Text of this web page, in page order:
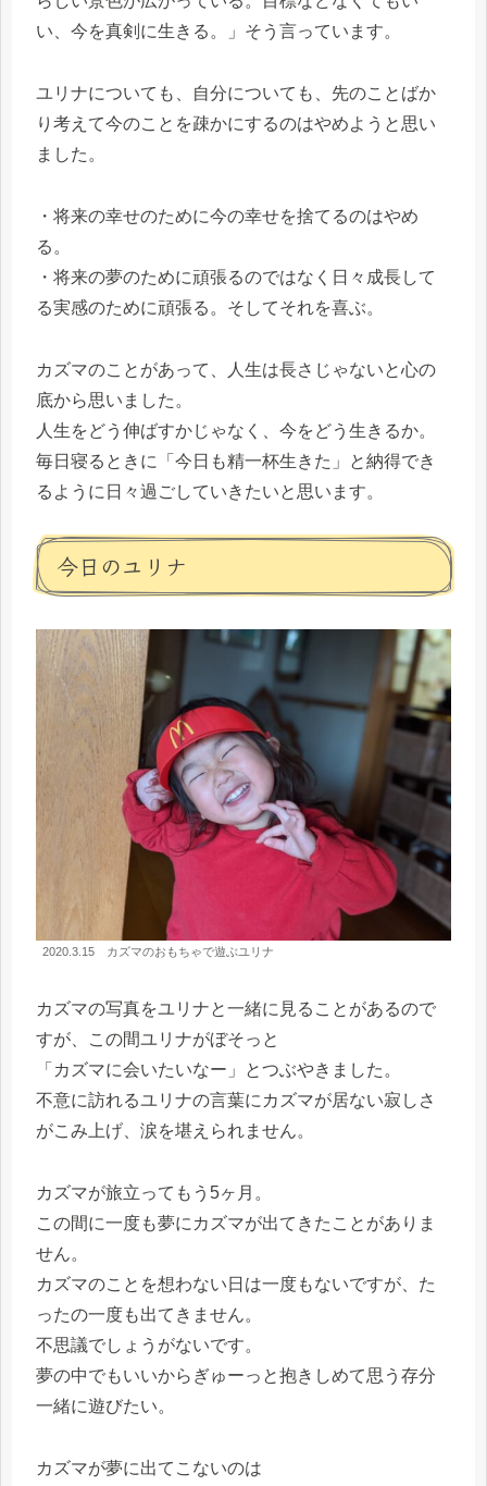
い、今を真剣に生きる。」そう言っています。
ユリナについても、自分についても、先のことばか
り考えて今のことを疎かにするのはやめようと思い
ました。
・将来の幸せのために今の幸せを捨てるのはやめ
る。
・将来の夢のために頑張るのではなく日々成長して
る実感のために頑張る。そしてそれを喜ぶ。
カズマのことがあって、人生は長さじゃないと心の
底から思いました。
人生をどう伸ばすかじゃなく、今をどう生きるか。
毎日寝るときに「今日も精一杯生きた」と納得でき
るように日々過ごしていきたいと思います。
今日のユリナ
2020.3.15 カズマのおもちゃで遊ぶユリナ
カズマの写真をユリナと一緒に見ることがあるので
すが、この間ユリナがぼそっと
「カズマに会いたいなー」とつぶやきました。
不意に訪れるユリナの言葉にカズマが居ない寂しさ
がこみ上げ、涙を堪えられません。
カズマが旅立ってもう5ヶ月。
この間に一度も夢にカズマが出てきたことがありま
せん。
カズマのことを想わない日は一度もないですが、た
ったの一度も出てきません。
不思議でしょうがないです。
夢の中でもいいからぎゅーっと抱きしめて思う存分
一緒に遊びたい。
カズマが夢に出てこないのは